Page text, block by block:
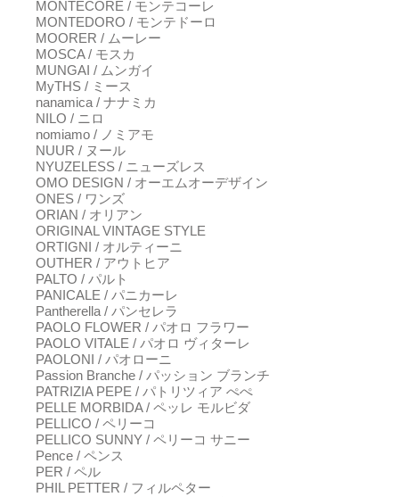
MONTECORE / モンテコーレ
MONTEDORO / モンテドーロ
MOORER / ムーレー
MOSCA / モスカ
MUNGAI / ムンガイ
MyTHS / ミース
nanamica / ナナミカ
NILO / ニロ
nomiamo / ノミアモ
NUUR / ヌール
NYUZELESS / ニューズレス
OMO DESIGN / オーエムオーデザイン
ONES / ワンズ
ORIAN / オリアン
ORIGINAL VINTAGE STYLE
ORTIGNI / オルティーニ
OUTHER / アウトヒア
PALTO / パルト
PANICALE / パニカーレ
Pantherella / パンセレラ
PAOLO FLOWER / パオロ フラワー
PAOLO VITALE / パオロ ヴィターレ
PAOLONI / パオローニ
Passion Branche / パッション ブランチ
PATRIZIA PEPE / パトリツィア ぺぺ
PELLE MORBIDA / ペッレ モルビダ
PELLICO / ペリーコ
PELLICO SUNNY / ペリーコ サニー
Pence / ペンス
PER / ペル
PHIL PETTER / フィルペター